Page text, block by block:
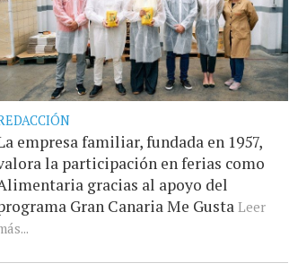
empresa familiar, fundada en 1957,
la participación en ferias como
gracias al apoyo del
Gran Canaria Me Gusta Leer